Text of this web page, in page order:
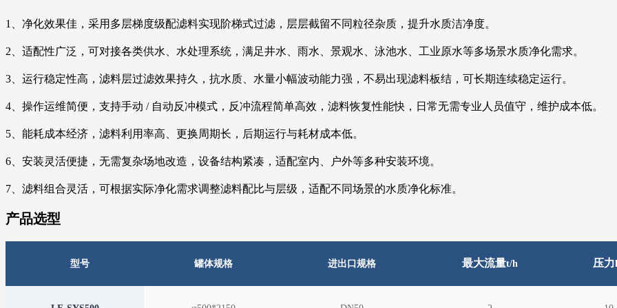
1、净化效果佳，采用多层梯度级配滤料实现阶梯式过滤，层层截留不同粒径杂质，提升水质洁净度。
2、适配性广泛，可对接各类供水、水处理系统，满足井水、雨水、景观水、泳池水、工业原水等多场景水质净化需求。
3、运行稳定性高，滤料层过滤效果持久，抗水质、水量小幅波动能力强，不易出现滤料板结，可长期连续稳定运行。
4、操作运维简便，支持手动 / 自动反冲模式，反冲流程简单高效，滤料恢复性能快，日常无需专业人员值守，维护成本低。
5、能耗成本经济，滤料利用率高、更换周期长，后期运行与耗材成本低。
6、安装灵活便捷，无需复杂场地改造，设备结构紧凑，适配室内、户外等多种安装环境。
7、滤料组合灵活，可根据实际净化需求调整滤料配比与层级，适配不同场景的水质净化标准。
产品选型
型号 罐体规格 进出口规格 最大流量t/h 压力